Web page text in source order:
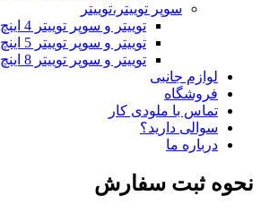
سوپر توییتر،توییتر
توییتر و سوپر توییتر 4 اینچ یا 10 سانت
توییتر و سوپر توییتر 5 اینچ یا 14 سانت
توییتر و سوپر توییتر 8 اینچ یا 20 سانت
لوازم جانبی
فروشگاه
تماس با ملودی کار
سوالی دارید؟
درباره ما
نحوه ثبت سفارش